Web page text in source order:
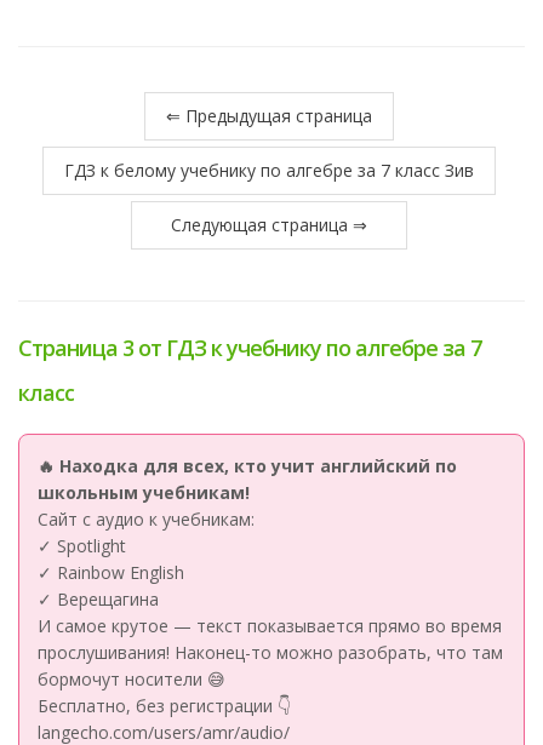
⇐ Предыдущая страница
ГДЗ к белому учебнику по алгебре за 7 класс Зив
Следующая страница ⇒
Страница 3 от ГДЗ к учебнику по алгебре за 7
класс
🔥 Находка для всех, кто учит английский по
школьным учебникам!
Сайт с аудио к учебникам:
✓ Spotlight
✓ Rainbow English
✓ Верещагина
И самое крутое — текст показывается прямо во время
прослушивания! Наконец-то можно разобрать, что там
бормочут носители 😅
Бесплатно, без регистрации 👇
langecho.com/users/amr/audio/